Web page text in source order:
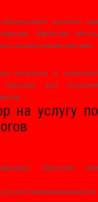
качество при
Офсетная печать
и насыщенными цветами.
каталогов и позволяет
для создания
на услугу по
офсетная или
изготовления каталогов.